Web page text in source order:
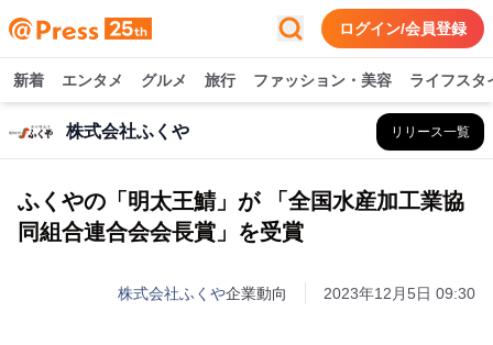
ログイン/会員登録
新着 エンタメ グルメ 旅行 ファッション・美容 ライフスタ
株式会社ふくや リリース一覧
ふくやの「明太王鯖」が 「全国水産加工業協
同組合連合会会長賞」を受賞
株式会社ふくや企業動向 2023年12月5日 09:30